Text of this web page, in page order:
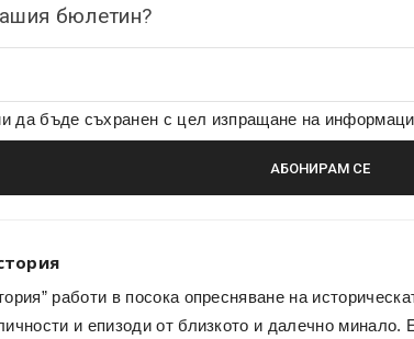
бюлетин?
да бъде съхранен с цел изпращане на
работи в посока опресняване на
и епизоди от близкото и далечно